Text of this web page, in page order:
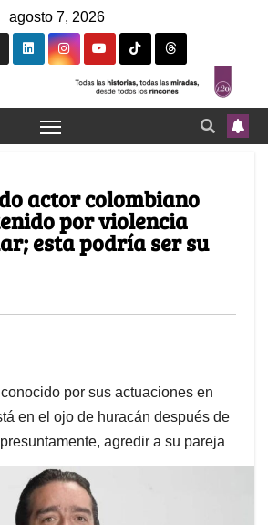
agosto 7, 2026
actor colombiano
por violencia
esta podría ser su
por sus actuaciones en
en el ojo de huracán después de
agredir a su pareja